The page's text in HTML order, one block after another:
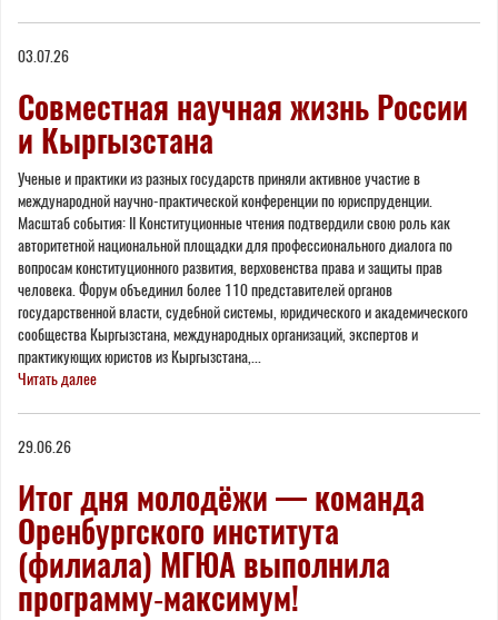
03.07.26
Совместная научная жизнь России
и Кыргызстана
Ученые и практики из разных государств приняли активное участие в
международной научно-практической конференции по юриспруденции.
Масштаб события: II Конституционные чтения подтвердили свою роль как
авторитетной национальной площадки для профессионального диалога по
вопросам конституционного развития, верховенства права и защиты прав
человека. Форум объединил более 110 представителей органов
государственной власти, судебной системы, юридического и академического
сообщества Кыргызстана, международных организаций, экспертов и
практикующих юристов из Кыргызстана,...
Читать далее
29.06.26
Итог дня молодёжи — команда
Оренбургского института
(филиала) МГЮА выполнила
программу‑максимум!